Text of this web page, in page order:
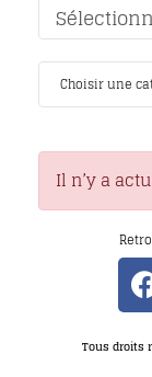
Il n’y a
Tous droits